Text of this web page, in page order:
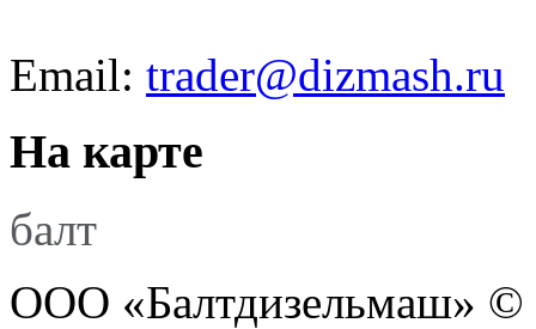
Email: trader@dizmash.ru
На карте
балт
ООО «Балтдизельмаш» ©